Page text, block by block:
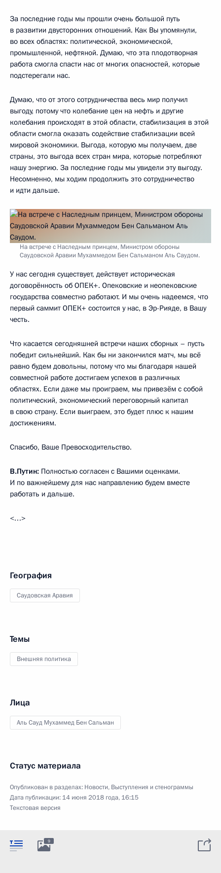
За последние годы мы прошли очень большой путь
в развитии двусторонних отношений. Как Вы упомянули,
во всех областях: политической, экономической,
промышленной, нефтяной. Думаю, что эта плодотворная
работа смогла спасти нас от многих опасностей, которые
подстерегали нас.
Думаю, что от этого сотрудничества весь мир получил
выгоду, потому что колебание цен на нефть и другие
колебания происходят в этой области, стабилизация в этой
области смогла оказать содействие стабилизации всей
мировой экономики. Выгода, которую мы получаем, две
страны, это выгода всех стран мира, которые потребляют
нашу энергию. За последние годы мы увидели эту выгоду.
Несомненно, мы ходим продолжить это сотрудничество
и идти дальше.
На встрече с Наследным принцем, Министром обороны
Саудовской Аравии Мухаммедом Бен Сальманом Аль Саудом.
У нас сегодня существует, действует историческая
договорённость об ОПЕК+. Опековские и неопековские
государства совместно работают. И мы очень надеемся, что
первый саммит ОПЕК+ состоится у нас, в Эр-Рияде, в Вашу
честь.
Что касается сегодняшней встречи наших сборных – пусть
победит сильнейший. Как бы ни закончился матч, мы всё
равно будем довольны, потому что мы благодаря нашей
совместной работе достигаем успехов в различных
областях. Если даже мы проиграем, мы привезём с собой
политический, экономический переговорный капитал
в свою страну. Если выиграем, это будет плюс к нашим
достижениям.
Спасибо, Ваше Превосходительство.
В.Путин: Полностью согласен с Вашими оценками.
И по важнейшему для нас направлению будем вместе
работать и дальше.
<…>
География
Саудовская Аравия
Темы
Внешняя политика
Лица
Аль Сауд Мухаммед Бен Сальман
Статус материала
Опубликован в разделах: Новости, Выступления и стенограммы
Дата публикации: 14 июня 2018 года, 16:15
Текстовая версия
9